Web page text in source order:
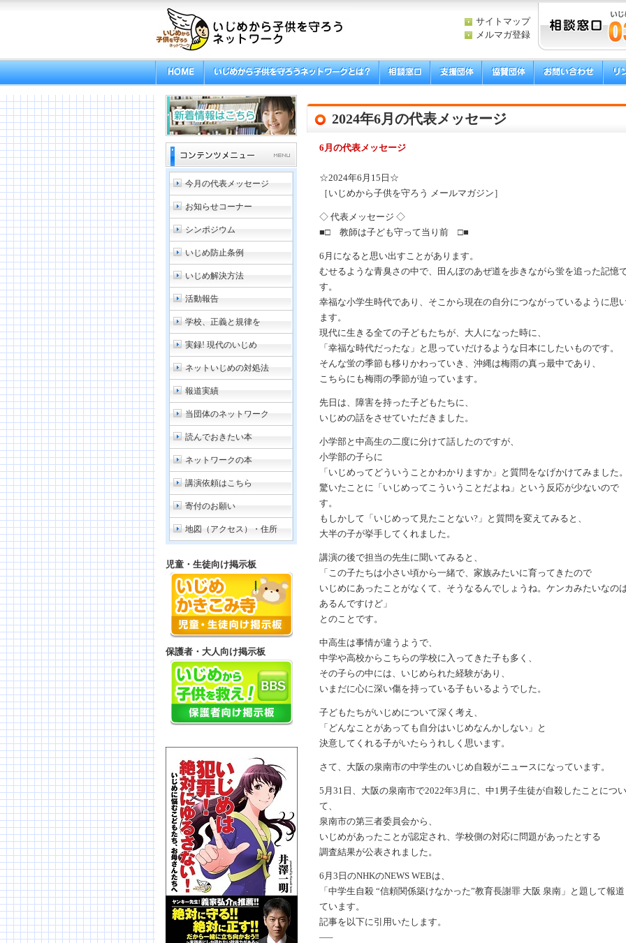
サイトマップ
メルマガ登録
今月の代表メッセージ
お知らせコーナー
シンポジウム
いじめ防止条例
いじめ解決方法
活動報告
学校、正義と規律を
実録! 現代のいじめ
ネットいじめの対処法
報道実績
当団体のネットワーク
読んでおきたい本
ネットワークの本
講演依頼はこちら
寄付のお願い
地図（アクセス）・住所
児童・生徒向け掲示板
保護者・大人向け掲示板
2024年6月の代表メッセージ
6月の代表メッセージ
☆2024年6月15日☆
［いじめから子供を守ろう メールマガジン］
◇ 代表メッセージ ◇
■□ 教師は子ども守って当り前 □■
6月になると思い出すことがあります。
むせるような青臭さの中で、田んぼのあぜ道を歩きながら蛍を追った記憶
す。
幸福な小学生時代であり、そこから現在の自分につながっているように思
ます。
現代に生きる全ての子どもたちが、大人になった時に、
「幸福な時代だったな」と思っていだけるような日本にしたいものです。
そんな蛍の季節も移りかわっていき、沖縄は梅雨の真っ最中であり、
こちらにも梅雨の季節が迫っています。
先日は、障害を持った子どもたちに、
いじめの話をさせていただきました。
小学部と中高生の二度に分けて話したのですが、
小学部の子らに
「いじめってどういうことかわかりますか」と質問をなげかけてみました
驚いたことに「いじめってこういうことだよね」という反応が少ないので
す。
もしかして「いじめって見たことない?」と質問を変えてみると、
大半の子が挙手してくれました。
講演の後で担当の先生に聞いてみると、
「この子たちは小さい頃から一緒で、家族みたいに育ってきたので
いじめにあったことがなくて、そうなるんでしょうね。ケンカみたいなの
あるんですけど」
とのことです。
中高生は事情が違うようで、
中学や高校からこちらの学校に入ってきた子も多く、
その子らの中には、いじめられた経験があり、
いまだに心に深い傷を持っている子もいるようでした。
子どもたちがいじめについて深く考え、
「どんなことがあっても自分はいじめなんかしない」と
決意してくれる子がいたらうれしく思います。
さて、大阪の泉南市の中学生のいじめ自殺がニュースになっています。
5月31日、大阪の泉南市で2022年3月に、中1男子生徒が自殺したことについ
て、
泉南市の第三者委員会から、
いじめがあったことが認定され、学校側の対応に問題があったとする
調査結果が公表されました。
6月3日のNHKのNEWS WEBは、
「中学生自殺 “信頼関係築けなかった”教育長謝罪 大阪 泉南」と題して報
ています。
記事を以下に引用いたします。
—–